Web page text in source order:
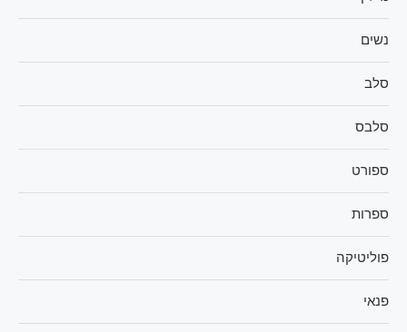
נשים
סלב
סלבס
ספורט
ספרות
פוליטיקה
פנאי